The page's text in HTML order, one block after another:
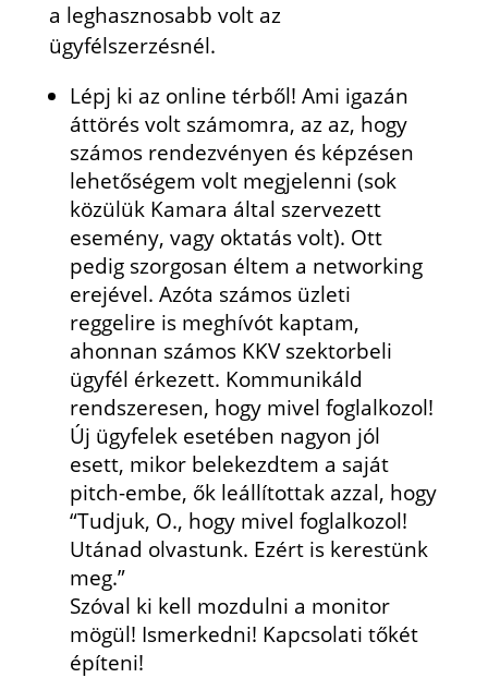
a leghasznosabb volt az
ügyfélszerzésnél.
Lépj ki az online térből! Ami igazán
áttörés volt számomra, az az, hogy
számos rendezvényen és képzésen
lehetőségem volt megjelenni (sok
közülük Kamara által szervezett
esemény, vagy oktatás volt). Ott
pedig szorgosan éltem a networking
erejével. Azóta számos üzleti
reggelire is meghívót kaptam,
ahonnan számos KKV szektorbeli
ügyfél érkezett. Kommunikáld
rendszeresen, hogy mivel foglalkozol!
Új ügyfelek esetében nagyon jól
esett, mikor belekezdtem a saját
pitch-embe, ők leállítottak azzal, hogy
“Tudjuk, O., hogy mivel foglalkozol!
Utánad olvastunk. Ezért is kerestünk
meg.”
Szóval ki kell mozdulni a monitor
mögül! Ismerkedni! Kapcsolati tőkét
építeni!